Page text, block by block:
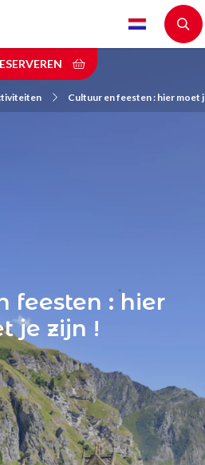
Cultuur en feesten : hier moet
feesten : hier
je zijn !